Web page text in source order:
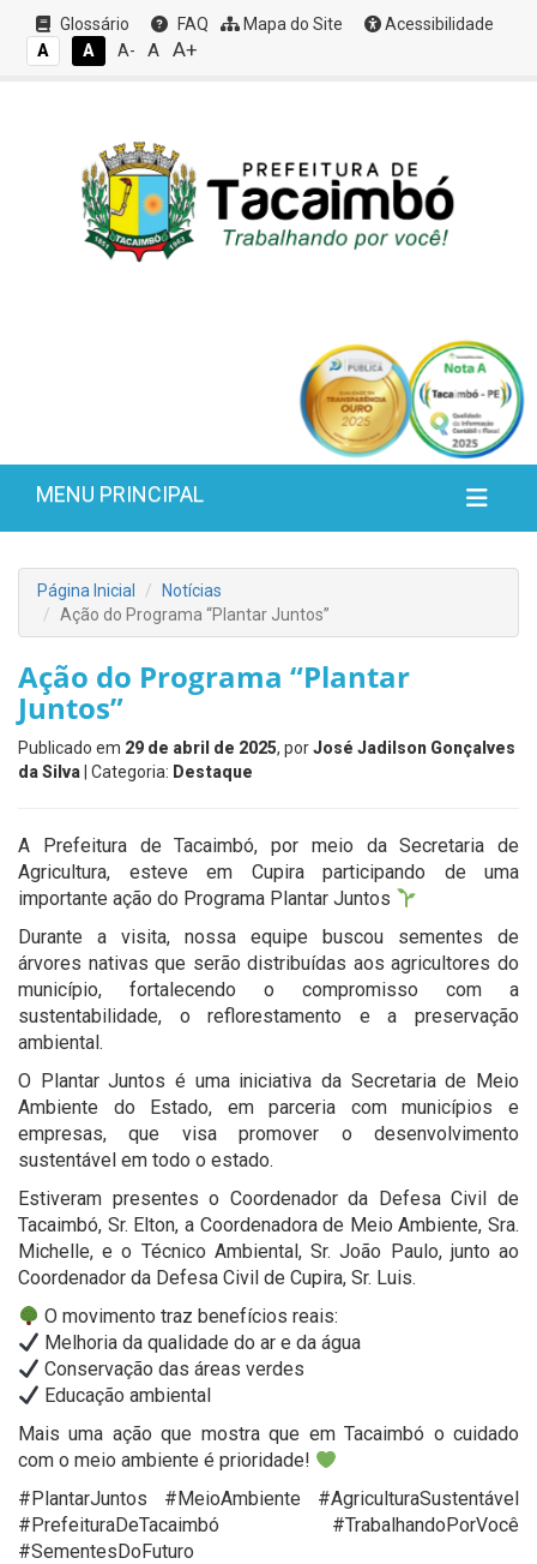
Glossário FAQ Mapa do Site
Acessibilidade
A
A A- A A+
MENU PRINCIPAL
Página Inicial
Notícias
Ação do Programa “Plantar Juntos”
Ação do Programa “Plantar
Juntos”
Publicado em 29 de abril de 2025, porJosé Jadilson Gonçalves
da Silva | Categoria: Destaque
A Prefeitura de Tacaimbó, por meio da Secretaria de
Agricultura, esteve em Cupira participando de uma
importante ação do Programa Plantar Juntos
Durante a visita, nossa equipe buscou sementes de
árvores nativas que serão distribuídas aos agricultores do
município, fortalecendo o compromisso com a
sustentabilidade, o reflorestamento e a preservação
ambiental.
O Plantar Juntos é uma iniciativa da Secretaria de Meio
Ambiente do Estado, em parceria com municípios e
empresas, que visa promover o desenvolvimento
sustentável em todo o estado.
Estiveram presentes o Coordenador da Defesa Civil de
Tacaimbó, Sr. Elton, a Coordenadora de Meio Ambiente, Sra.
Michelle, e o Técnico Ambiental, Sr. João Paulo, junto ao
Coordenador da Defesa Civil de Cupira, Sr. Luis.
O movimento traz benefícios reais:
Melhoria da qualidade do ar e da água
Conservação das áreas verdes
Educação ambiental
Mais uma ação que mostra que em Tacaimbó o cuidado
com o meio ambiente é prioridade!
#PlantarJuntos #MeioAmbiente #AgriculturaSustentável
#PrefeituraDeTacaimbó #TrabalhandoPorVocê
#SementesDoFuturo